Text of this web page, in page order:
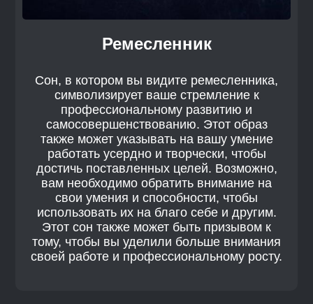
Ремесленник
Сон, в котором вы видите ремесленника,
символизирует ваше стремление к
профессиональному развитию и
самосовершенствованию. Этот образ
также может указывать на вашу умение
работать усердно и творчески, чтобы
достичь поставленных целей. Возможно,
вам необходимо обратить внимание на
свои умения и способности, чтобы
использовать их на благо себе и другим.
Этот сон также может быть призывом к
тому, чтобы вы уделили больше внимания
своей работе и профессиональному росту.